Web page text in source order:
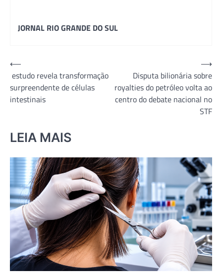
JORNAL RIO GRANDE DO SUL
Navegação
de
Post
⟵
estudo revela transformação
surpreendente de células
intestinais
Disputa bilionária sobre
royalties do petróleo volta ao
centro do debate nacional no
STF
⟶
LEIA MAIS